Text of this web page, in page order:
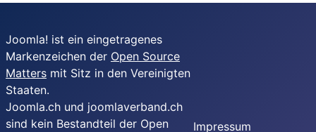
Joomla! ist ein eingetragenes
Markenzeichen der Open Source
Matters mit Sitz in den Vereinigten
Staaten.
Joomla.ch und joomlaverband.ch
sind kein Bestandteil der Open
Impressum